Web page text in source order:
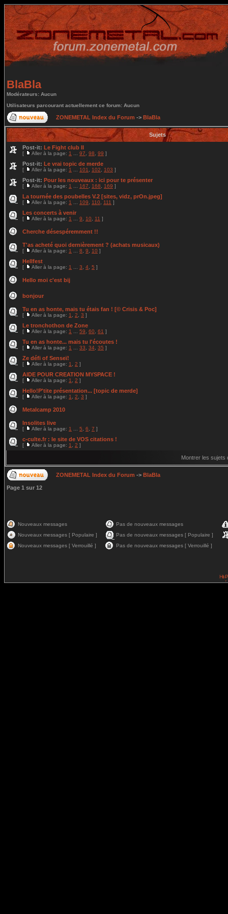
BlaBla
Modérateurs: Aucun
Utilisateurs parcourant actuellement ce forum: Aucun
ZONEMETAL Index du Forum -> BlaBla
Sujets
Post-it: Le Fight club II
[ Aller à la page: 1 97 98 99 ]
Post-it: Le vrai topic de merde
[ Aller à la page: 1 101 102 103 ]
Post-it: Pour les nouveaux : ici pour te présenter
[ Aller à la page: 1 167 168 169 ]
La tournée des poubelles V.2 [sites, vidz, prOn.jpeg]
[ Aller à la page: 1 109 110 111 ]
Les concerts à venir
[ Aller à la page: 1 9 10 11 ]
Cherche désespéremment !!
T'as acheté quoi dernièrement ? (achats musicaux)
[ Aller à la page: 1 8 9 10 ]
Hellfest
[ Aller à la page: 1 3 4 5 ]
Hello moi c'est bij
bonjour
Tu en as honte, mais tu étais fan ! [© Crisis & Poc]
[ Aller à la page: 1 2 3 ]
Le tronchothon de Zone
[ Aller à la page: 1 59 60 61 ]
Tu en as honte... mais tu l'écoutes !
[ Aller à la page: 1 33 34 35 ]
Ze défi of Senseï!
[ Aller à la page: 1 2 ]
AIDE POUR CREATION MYSPACE !
[ Aller à la page: 1 2 ]
Hello!P'tite présentation... [topic de merde]
[ Aller à la page: 1 2 3 ]
Metalcamp 2010
Insolites live
[ Aller à la page: 1 5 6 7 ]
c-culte.fr : le site de VOS citations !
[ Aller à la page: 1 2 ]
Montrer les sujets
ZONEMETAL Index du Forum -> BlaBla
Page 1 sur 12
Nouveaux messages
Pas de nouveaux messages
Nouveaux messages [ Populaire ]
Pas de nouveaux messages [ Populaire ]
Nouveaux messages [ Verrouillé ]
Pas de nouveaux messages [ Verrouillé ]